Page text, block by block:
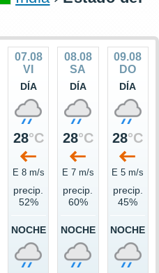
07.08
VI
DÍA
28°C
E 8 m/s
precip.
52%
NOCHE
08.08
SA
DÍA
28°C
E 7 m/s
precip.
60%
NOCHE
09.08
DO
DÍA
28°C
E 5 m/s
precip.
45%
NOCHE